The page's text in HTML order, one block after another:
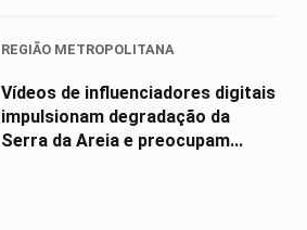
REGIÃO METROPOLITANA
Vídeos de influenciadores digitais
impulsionam degradação da
Serra da Areia e preocupam...